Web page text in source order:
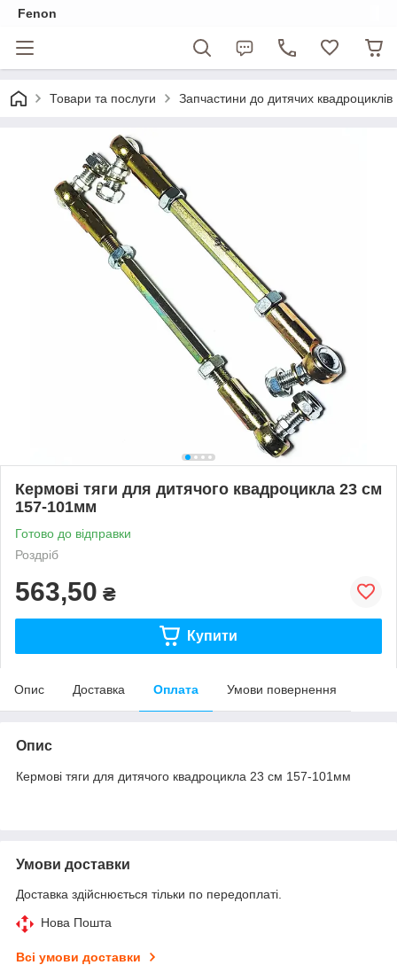
Fenon
Товари та послуги Запчастини до дитячих квадроциклів
Кермові тяги для дитячого квадроцикла 23 см
157-101мм
Готово до відправки
Роздріб
563,50 ₴
Купити
Опис Доставка Оплата Умови повернення
Опис
Кермові тяги для дитячого квадроцикла 23 см 157-101мм
Умови доставки
Доставка здійснюється тільки по передоплаті.
Нова Пошта
Всі умови доставки